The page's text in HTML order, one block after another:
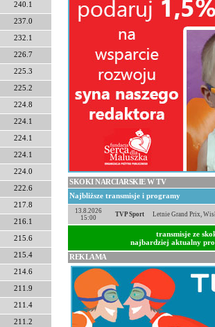
240.1
237.0
232.1
226.7
225.3
225.2
224.8
224.1
224.1
224.1
224.0
222.6
217.8
216.1
215.6
215.4
214.6
211.9
211.4
211.2
SKOKI NARCIARSKIE W TV
Najbliższe transmisje i programy
13.8.2026
15:00
TVP Sport Letnie Grand Prix,
transmisje ze
najbardziej aktualny
REKLAMA